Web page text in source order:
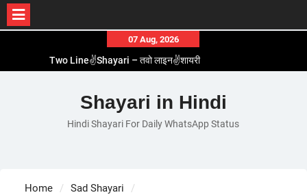
content
07 Aug, 2026
Two Line✌️Shayari – तवो लाइन✌️शायरी
Romantic Love😽Status – रोमांटिक लव😽स्टेटस
Love🥳Poetry In Hindi – लव🥳पोएट्री इन हिंदी
1 Line☝️Shayari In Hindi – १ लाइन☝️शायरी इन हिंदी
Shayari in Hindi
Hindi Shayari For Daily WhatsApp Status
Home
Sad Shayari